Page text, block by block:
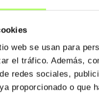
web se usan para
el tráfico. Además,
redes sociales,
proporcionado o que
un precio especial